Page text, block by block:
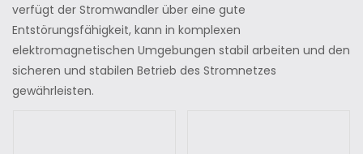
verfügt der Stromwandler über eine gute
Entstörungsfähigkeit, kann in komplexen
elektromagnetischen Umgebungen stabil arbeiten und den
sicheren und stabilen Betrieb des Stromnetzes
gewährleisten.